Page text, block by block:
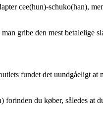
cee(hun)-schuko(han),
gribe den mest betalelige
fundet det uundgåeligt at
du køber, således at